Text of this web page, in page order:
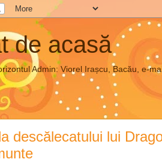
de acasă
Admin: Viorel Irașcu, Bacău, e-
descălecatului lui